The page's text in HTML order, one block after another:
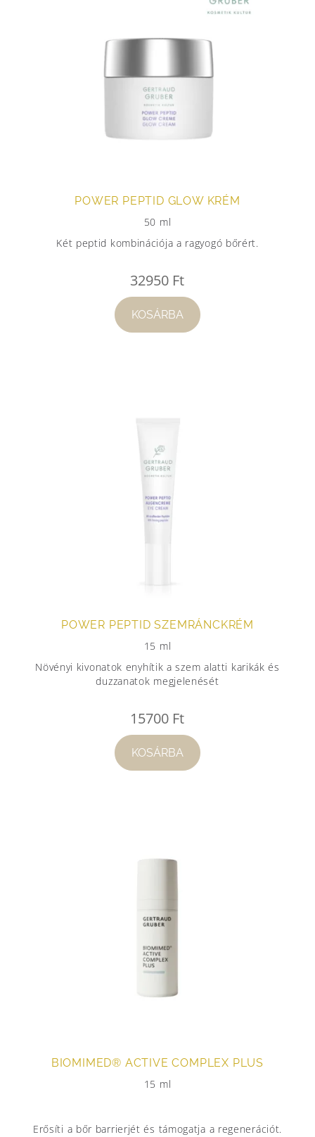
POWER PEPTID GLOW KRÉM
50 ml
Két peptid kombinációja a ragyogó bőrért.
32950 Ft
KOSÁRBA
POWER PEPTID SZEMRÁNCKRÉM
15 ml
Növényi kivonatok enyhítik a szem alatti karikák és
duzzanatok megjelenését
15700 Ft
KOSÁRBA
BIOMIMED® ACTIVE COMPLEX PLUS
15 ml
Erősíti a bőr barrierjét és támogatja a regenerációt.